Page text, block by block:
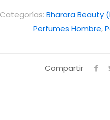
Categorías:Bharara Beauty
Perfumes Hombre,
Compartir